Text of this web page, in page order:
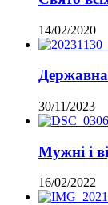
14/02/2020
Державна
30/11/2023
Мужні і
16/02/2022